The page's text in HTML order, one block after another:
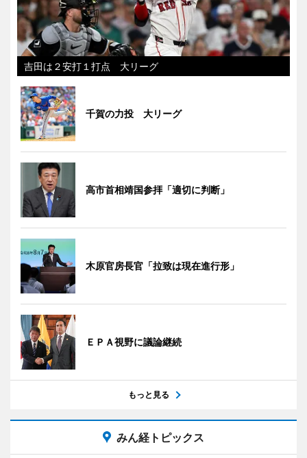
吉田は２安打１打点 大リーグ
千賀の力投 大リーグ
高市首相靖国参拝「適切に判断」
木原官房長官「拉致は現在進行形」
ＥＰＡ視野に議論継続
もっと見る
みん経トピックス